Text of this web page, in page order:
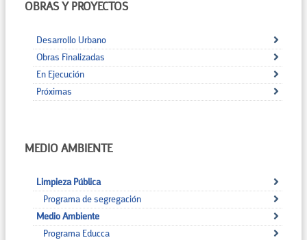
OBRAS Y PROYECTOS
Desarrollo Urbano
Obras Finalizadas
En Ejecución
Próximas
MEDIO AMBIENTE
Limpieza Pública
Programa de segregación
Medio Ambiente
Programa Educca